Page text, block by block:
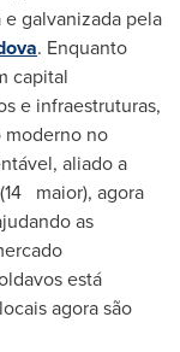
galvanizada pela
. Enquanto
capital
e infraestruturas,
no
aliado a
maior), agora
as
está
agora são